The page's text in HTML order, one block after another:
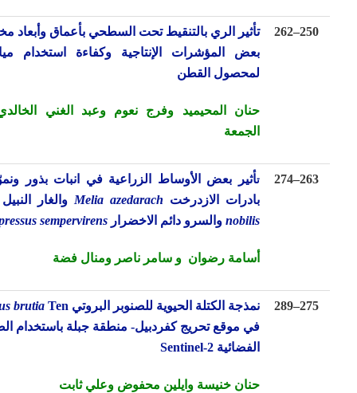
262
تأثير الري بالتنقيط تحت السطحي بأعماق وأبعاد مختلفة في
بعض المؤشرات الإنتاجية وكفاءة استخدام مياه الري
لمحصول القطن
حنان المحيميد وفرج نعوم وعبد الغني الخالدي وأحمد
274 تأثير بعض الأوساط الزراعية في انبات بذور ونموّ وتطوّر
بادرات الازدرخت
Melia azedarach والغار النبيل
Laurus
والسرو دائم الاخضرار Cupressus sempervirens
أسامة رضوانوسامر ناصر ومنال فضة
289 نمذجة الكتلة الحيوية للصنوبر البروتي Pinus brutiaTen.
في موقع تحريج كفردبيل- منطقة جبلة باستخدام الصور
الفضائيةSentinel-2
حنان خنيسة وايلين محفوض وعلي ثابت